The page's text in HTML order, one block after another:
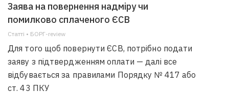
Заява на повернення надміру чи
помилково сплаченого ЄСВ
Статті • БОРГ-review
Для того щоб повернути ЄСВ, потрібно подати
заяву з підтвердженням оплати — далі все
відбувається за правилами Порядку № 417 або
ст. 43 ПКУ